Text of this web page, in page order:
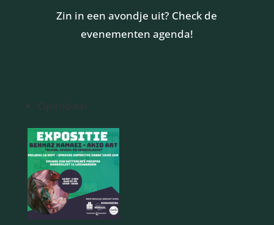
Zin in een avondje uit? Check de
evenementen agenda!
Openbaar